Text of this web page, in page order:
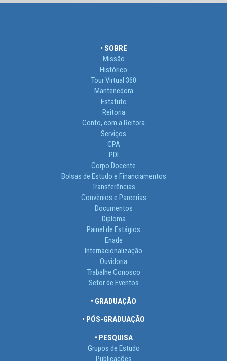
• SOBRE
Missão
Histórico
Tour Virtual 360
Mantenedora
Estatuto
Reitoria
Conto, com a Reitora
Serviços
CPA
PDI
Corpo Docente
Bolsas de Estudo e Financiamentos
Transferências
Convênios e Parcerias
Documentos
Diploma
Painel de Estágios
Enade
Internacionalização
Ouvidoria
Trabalhe Conosco
Setor de Eventos
• GRADUAÇÃO
• PÓS-GRADUAÇÃO
• PESQUISA
Grupos de Estudo
Publicações